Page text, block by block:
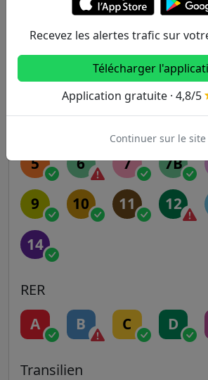
Autres lignes
1 2 3 3B
5 6 7 7B
9 10 11 12
14
RER
A B C D
Transilien
Recevez les alertes trafic sur
Télécharger
Application gratuite · 4,8/5
Continuer sur le site